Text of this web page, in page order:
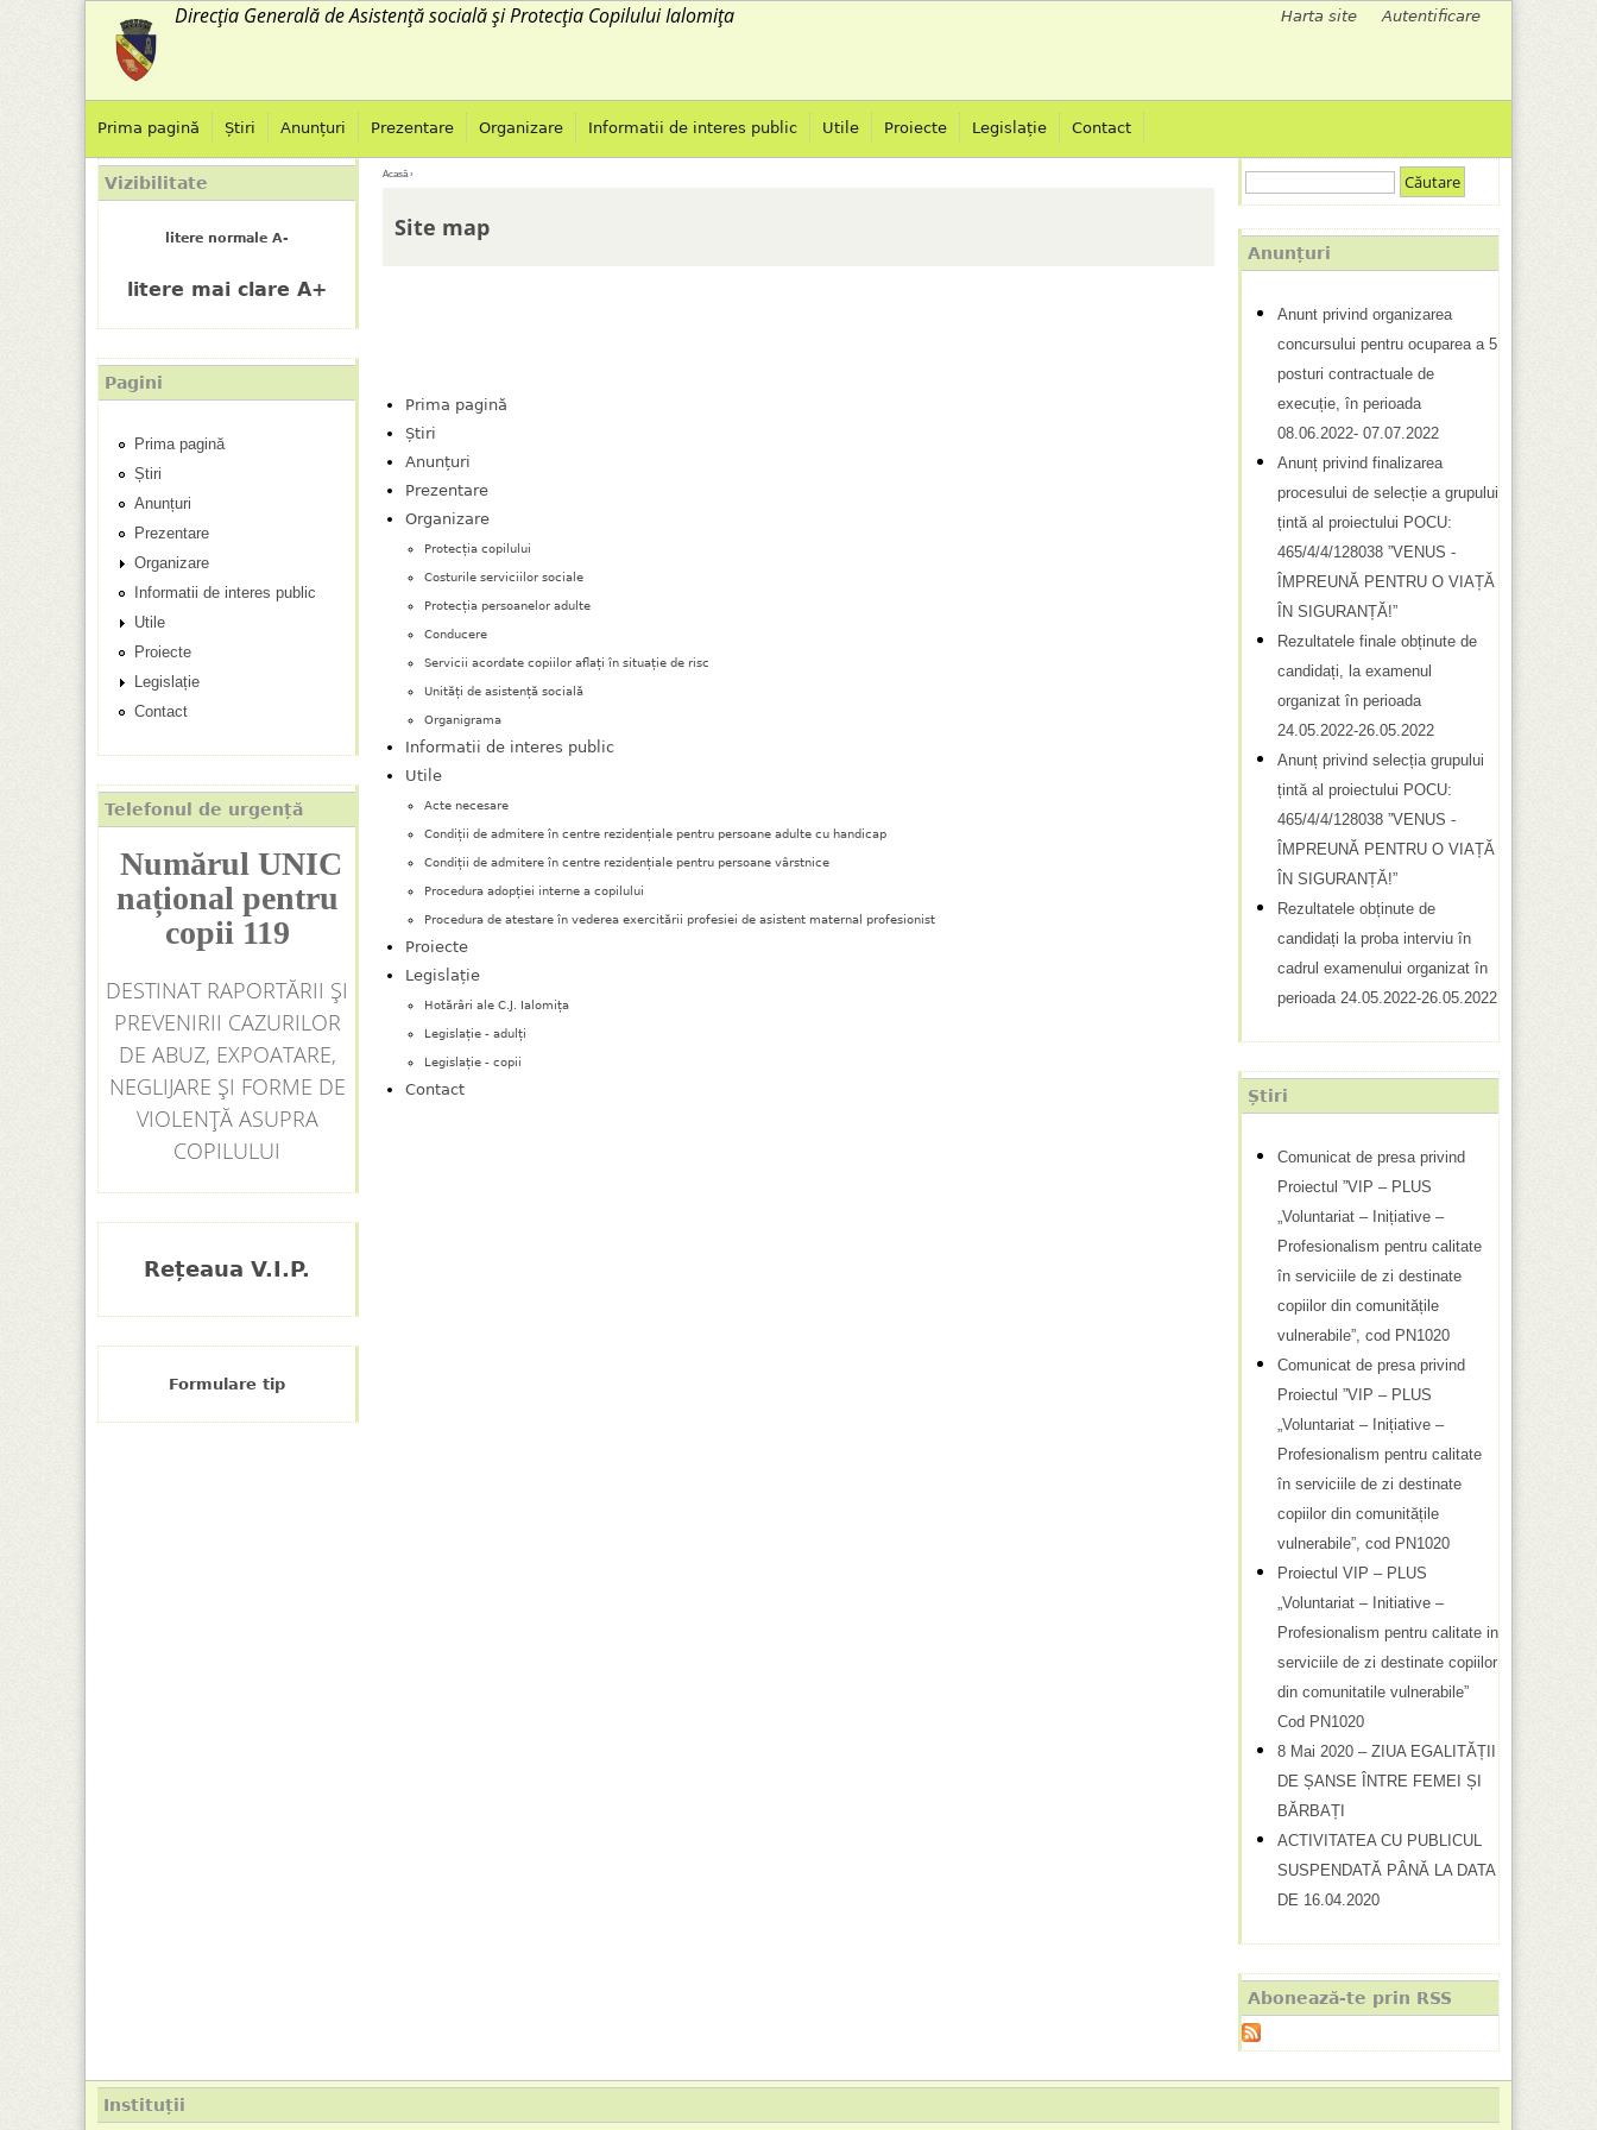
Jump to navigation
Direcția Generală de Asistență socială și Protecția Copilului Ialomița
e
i
u
s
u
r
t
Harta site Autentificare
a
c
Acasă ›
Site map
Prima pagină
Știri
Anunțuri
Prezentare
Organizare
Protecția copilului
Costurile serviciilor sociale
Protecția persoanelor adulte
Conducere
Servicii acordate copiilor aflați în situație de risc
Unități de asistență socială
Organigrama
Informatii de interes public
Utile
Acte necesare
Condiții de admitere în centre rezidențiale pentru persoane adulte cu handicap
Condiții de admitere în centre rezidențiale pentru persoane vârstnice
Procedura adopției interne a copilului
Procedura de atestare în vederea exercitării profesiei de asistent maternal profesionist
Proiecte
Legislație
Hotărâri ale C.J. Ialomița
Legislație - adulți
Legislație - copii
Contact
M
e
n
i
u
p
r
i
n
c
i
p
a
l
Prima pagină Știri Anunțuri Prezentare Organizare Informatii de interes public Utile Proiecte Legislație Contact
Vizibilitate
litere normale A-
litere mai clare A+
Pagini
Prima pagină
Știri
Anunțuri
Prezentare
Organizare
Informatii de interes public
Utile
Proiecte
Legislație
Contact
Telefonul de urgență
Numărul UNIC
național pentru
copii 119
DESTINAT RAPORTĂRII ȘI
PREVENIRII CAZURILOR
DE ABUZ, EXPOATARE,
NEGLIJARE ȘI FORME DE
VIOLENȚĂ ASUPRA
COPILULUI
Rețeaua V.I.P.
Formulare tip
F
o
m
ă
a
ă
u
t
Anunțuri
Anunt privind organizarea
concursului pentru ocuparea a 5
posturi contractuale de
execuție, în perioada
08.06.2022- 07.07.2022
Anunț privind finalizarea
procesului de selecție a grupului
țintă al proiectului POCU:
465/4/4/128038 ”VENUS -
ÎMPREUNĂ PENTRU O VIAȚĂ
ÎN SIGURANȚĂ!”
Rezultatele finale obținute de
candidați, la examenul
organizat în perioada
24.05.2022-26.05.2022
Anunț privind selecția grupului
țintă al proiectului POCU:
465/4/4/128038 ”VENUS -
ÎMPREUNĂ PENTRU O VIAȚĂ
ÎN SIGURANȚĂ!”
Rezultatele obținute de
candidați la proba interviu în
cadrul examenului organizat în
perioada 24.05.2022-26.05.2022
Știri
Comunicat de presa privind
Proiectul ”VIP – PLUS
„Voluntariat – Inițiative –
Profesionalism pentru calitate
în serviciile de zi destinate
copiilor din comunitățile
vulnerabile”, cod PN1020
Comunicat de presa privind
Proiectul ”VIP – PLUS
„Voluntariat – Inițiative –
Profesionalism pentru calitate
în serviciile de zi destinate
copiilor din comunitățile
vulnerabile”, cod PN1020
Proiectul VIP – PLUS
„Voluntariat – Initiative –
Profesionalism pentru calitate in
serviciile de zi destinate copiilor
din comunitatile vulnerabile”
Cod PN1020
8 Mai 2020 – ZIUA EGALITĂȚII
DE ȘANSE ÎNTRE FEMEI ȘI
BĂRBAȚI
ACTIVITATEA CU PUBLICUL
SUSPENDATĂ PÂNĂ LA DATA
DE 16.04.2020
Abonează-te prin RSS
Instituții